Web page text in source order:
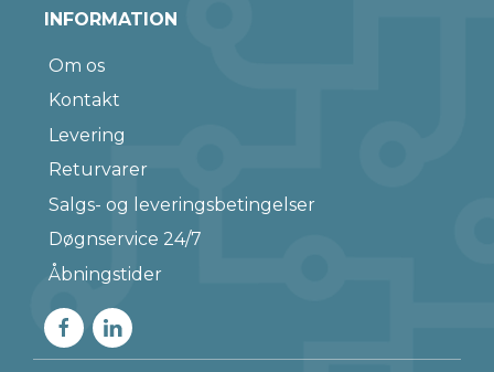
INFORMATION
Om os
Kontakt
Levering
Returvarer
Salgs- og leveringsbetingelser
Døgnservice 24/7
Åbningstider